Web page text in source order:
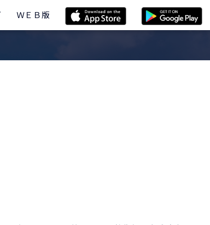
ＷＥＢ版